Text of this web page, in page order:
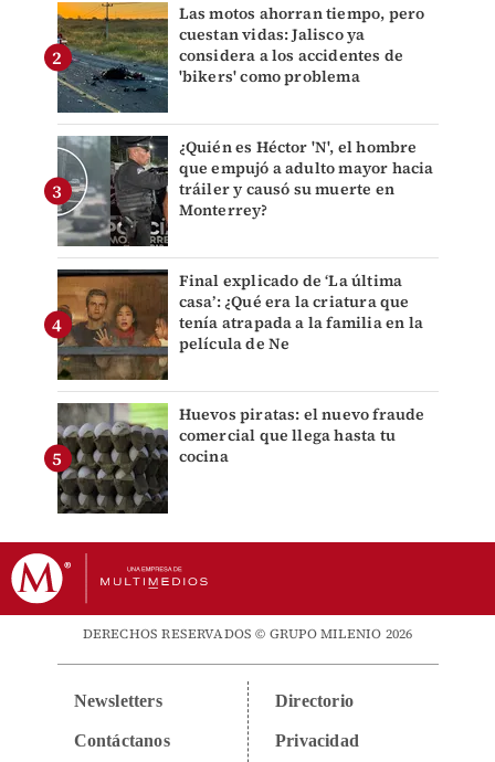
Las motos ahorran tiempo, pero
cuestan vidas: Jalisco ya
considera a los accidentes de
'bikers' como problema
¿Quién es Héctor 'N', el hombre
que empujó a adulto mayor hacia
tráiler y causó su muerte en
Monterrey?
Final explicado de ‘La última
casa’: ¿Qué era la criatura que
tenía atrapada a la familia en la
película de Ne
Huevos piratas: el nuevo fraude
comercial que llega hasta tu
cocina
DERECHOS RESERVADOS © GRUPO MILENIO 2026
Newsletters
Contáctanos
Directorio
Privacidad